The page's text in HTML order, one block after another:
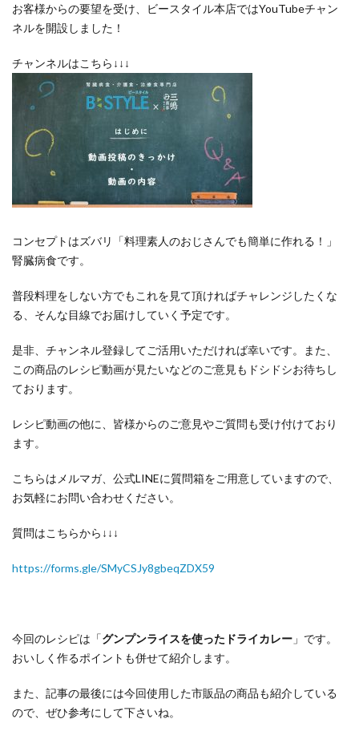
お客様からの要望を受け、ビースタイル本店ではYouTubeチャン
ネルを開設しました！
チャンネルはこちら↓↓↓
コンセプトはズバリ「料理素人のおじさんでも簡単に作れる！」
腎臓病食です。
普段料理をしない方でもこれを見て頂ければチャレンジしたくな
る、そんな目線でお届けしていく予定です。
是非、チャンネル登録してご活用いただければ幸いです。また、
この商品のレシピ動画が見たいなどのご意見もドシドシお待ちし
ております。
レシピ動画の他に、皆様からのご意見やご質問も受け付けており
ます。
こちらはメルマガ、公式LINEに質問箱をご用意していますので、
お気軽にお問い合わせください。
質問はこちらから↓↓↓
https://forms.gle/SMyCSJy8gbeqZDX59
今回のレシピは「グンプンライスを使ったドライカレー 」です。
おいしく作るポイントも併せて紹介します。
また、記事の最後には今回使用した市販品の商品も紹介している
ので、ぜひ参考にして下さいね。